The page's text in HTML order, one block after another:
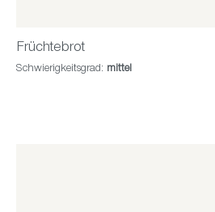
Früchtebrot
Schwierigkeitsgrad: mittel